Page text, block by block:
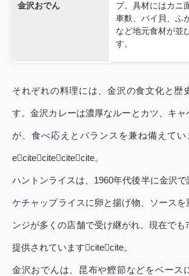
金沢おでん
プ。具材にはカニ
車麩、バイ貝、ふ
など地元食材が並
す。
それぞれの料理には、金沢の食文化と歴
す。金沢カレーは濃厚なルーとカツ、キ
が、食べ応えとバランスを兼ね備えてい
ecitecitecitecite。
ハントンライスは、1960年代後半に金沢で
ケチャップライスに卵と揚げ物、ソースを
ンジが多くの店舗で受け継がれ、現在でも
提供されていますcitecite。
金沢おでんは、昆布や鰹節などをベース